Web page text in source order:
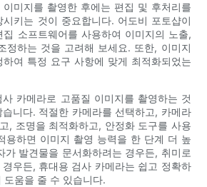
미지를 촬영한 후에는 편집 및 후처리를
키는 것이 중요합니다. 어도비 포토샵이
소프트웨어를 사용하여 이미지의 노출,
정하는 것을 고려해 보세요. 또한, 이미지
여 특정 요구 사항에 맞게 최적화되었는
카메라로 고품질 이미지를 촬영하는 것
니다. 적절한 카메라를 선택하고, 카메라
, 조명을 최적화하고, 안정화 도구를 사용
용하면 이미지 촬영 능력을 한 단계 더 높
가 발견물을 문서화하려는 경우든, 취미로
우든, 휴대용 검사 카메라는 쉽고 정확하
도움을 줄 수 있습니다.